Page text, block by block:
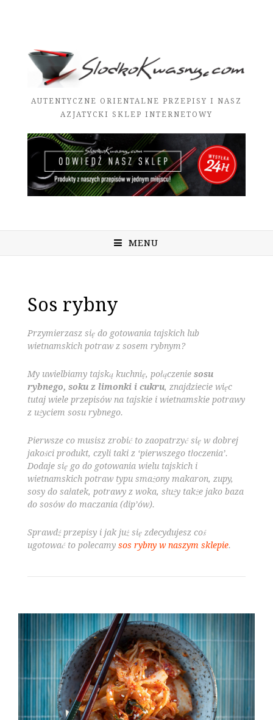
AUTENTYCZNE ORIENTALNE PRZEPISY I NASZ
AZJATYCKI SKLEP INTERNETOWY
MENU
Sos rybny
Przymierzasz się do gotowania tajskich lub
wietnamskich potraw z sosem rybnym?
My uwielbiamy tajską kuchnię, połączenie sosu
rybnego, soku z limonki i cukru, znajdziecie więc
tutaj wiele przepisów na tajskie i wietnamskie potrawy
z użyciem sosu rybnego.
Pierwsze co musisz zrobić to zaopatrzyć się w dobrej
jakości produkt, czyli taki z ‘pierwszego tłoczenia’.
Dodaje się go do gotowania wielu tajskich i
wietnamskich potraw typu smażony makaron, zupy,
sosy do sałatek, potrawy z woka, służy także jako baza
do sosów do maczania (dip’ów).
Sprawdź przepisy i jak już się zdecydujesz coś
ugotować to polecamy sos rybny w naszym sklepie.